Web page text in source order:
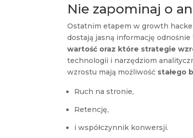
Nie zapominaj o
Ostatnim etapem w growth
dostają jasną informację odnośnie
wartość oraz które strategie
technologii i narzędziom
wzrostu mają możliwość stałego
Ruch na stronie,
Retencję,
i współczynnik konwersji.